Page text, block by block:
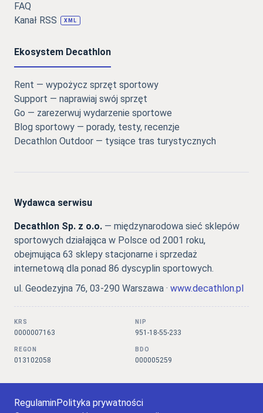
FAQ
Kanał RSS
XML
Ekosystem Decathlon
Rent — wypożycz sprzęt sportowy
Support — naprawiaj swój sprzęt
Go — zarezerwuj wydarzenie sportowe
Blog sportowy — porady, testy, recenzje
Decathlon Outdoor — tysiące tras turystycznych
Wydawca serwisu
Decathlon Sp. z o.o. — międzynarodowa sieć sklepów
sportowych działająca w Polsce od 2001 roku,
obejmująca 63 sklepy stacjonarne i sprzedaż
internetową dla ponad 86 dyscyplin sportowych.
ul. Geodezyjna 76, 03-290 Warszawa · www.decathlon.pl
KRS
0000007163
NIP
951-18-55-233
REGON
013102058
BDO
000005259
RegulaminPolityka prywatności